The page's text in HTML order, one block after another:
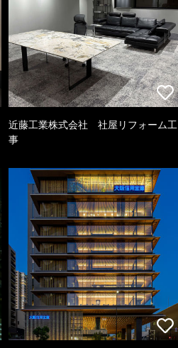
近藤工業株式会社 社屋リフォーム工
事